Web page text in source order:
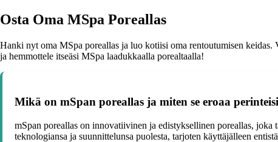
Osta Oma MSpa Poreallas
Hanki nyt oma MSpa poreallas ja luo kotiisi oma rentoutumisen
ja hemmottele itseäsi MSpa laadukkaalla porealtaalla!
Mikä on mSpan poreallas ja miten se eroaa
mSpan poreallas on innovatiivinen ja edistyksellinen poreallas,
teknologiansa ja suunnittelunsa puolesta, tarjoten käyttäjälleen